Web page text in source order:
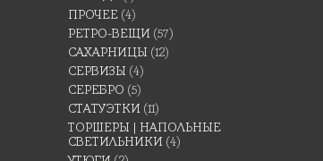
ПРОЧЕЕ (4)
РЕТРО-ВЕЩИ (57)
САХАРНИЦЫ (12)
СЕРВИЗЫ (4)
СЕРЕБРО (5)
СТАТУЭТКИ (11)
ТОРШЕРЫ | НАПОЛЬНЫЕ
СВЕТИЛЬНИКИ (4)